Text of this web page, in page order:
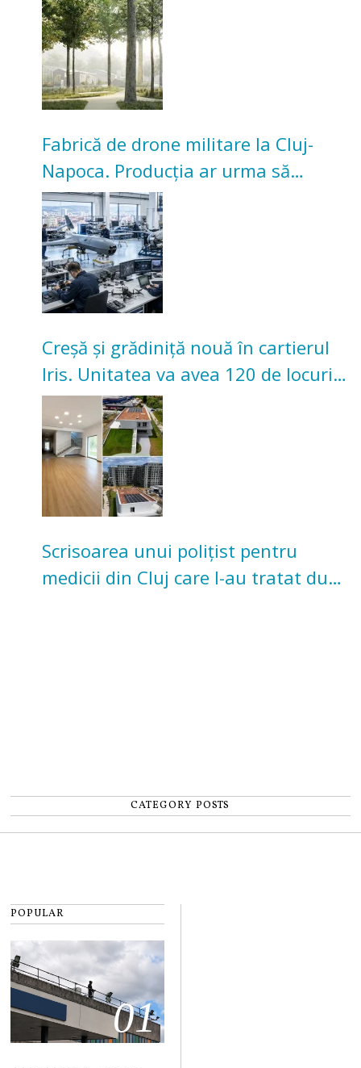
Universitarilor
Fabrică de drone militare la Cluj-
Napoca. Producția ar urma să
înceapă în toamna acestui an
Creșă și grădiniță nouă în cartierul
Iris. Unitatea va avea 120 de locuri
pentru copii
Scrisoarea unui polițist pentru
medicii din Cluj care l-au tratat după
CATEGORY POSTS
POPULAR
01